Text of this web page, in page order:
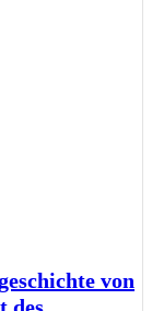
von